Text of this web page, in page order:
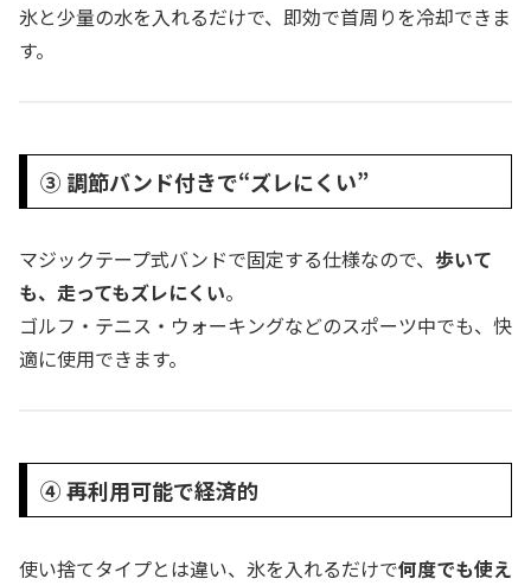
氷と少量の水を入れるだけで、即効で首周りを冷却できま
す。
③ 調節バンド付きで“ズレにくい”
マジックテープ式バンドで固定する仕様なので、 歩いて
も、走ってもズレにくい。
ゴルフ・テニス・ウォーキングなどのスポーツ中でも、快
適に使用できます。
④ 再利用可能で経済的
使い捨てタイプとは違い、氷を入れるだけで何度でも使え